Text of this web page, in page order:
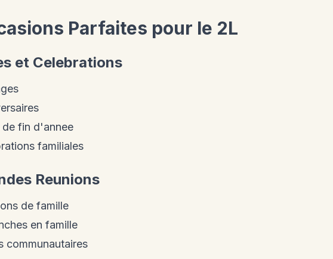
Parfaites pour le 2L
et Celebrations
de fin d'annee
familiales
Reunions
de famille
en famille
communautaires